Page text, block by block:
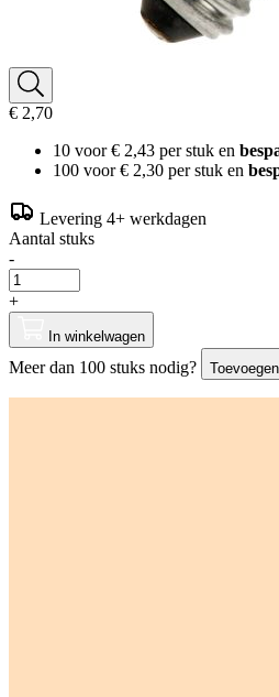
€ 2,70
10 voor€ 2,43 per stuk en
100 voor€ 2,30 per stuk en
Levering 4+ werkdagen
Aantal stuks
-
+
In winkelwagen
Meer dan 100 stuks nodig?